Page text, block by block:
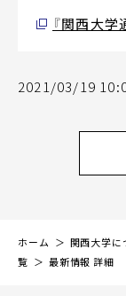
『関西大学
2021/03/19
ホーム 関西大学に
覧
最新情報 詳細